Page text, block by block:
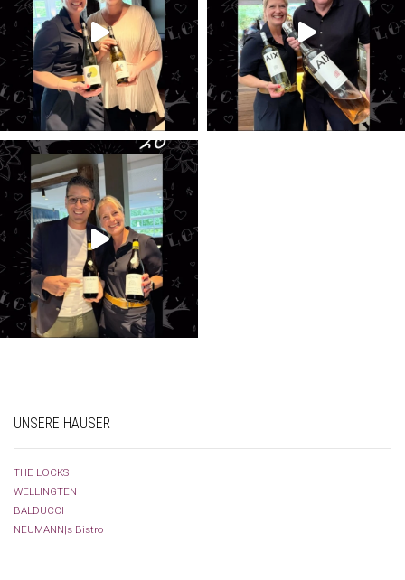
UNSERE HÄUSER
THE LOCKS
WELLINGTEN
BALDUCCI
NEUMANN|s Bistro